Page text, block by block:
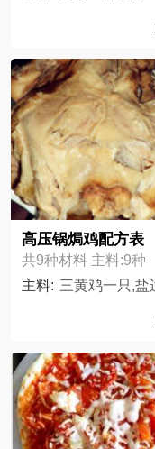
高压锅焗鸡配方表
共9种材料 主料:9种
主料: 三黄鸡一只,盐适量,食用油适量,香叶适量,酱油适量,八角适量,蒜适量,干辣椒适